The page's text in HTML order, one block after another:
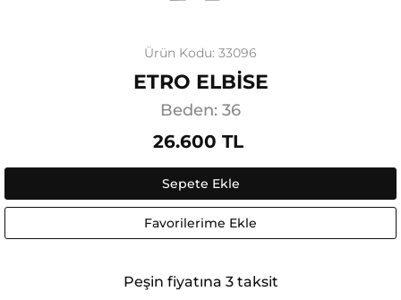
Ürün Kodu: 33096
ETRO ELBİSE
Beden: 36
26.600 TL
Sepete Ekle
Favorilerime Ekle
Peşin fiyatına 3 taksit